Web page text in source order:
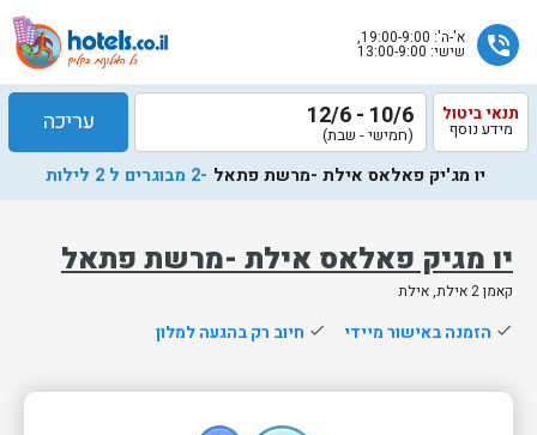
phone_in_talk א'-ה': 19:00-9:00,
שישי: 13:00-9:00
יו מגיק פאלאס אילת -מרשת פתאל
קאמן 2‎ אילת, אילת
תנאי ביטול
מידע נוסף 10/6 - 12/6
(חמישי - שבת) עריכה
יו מג'יק פאלאס אילת -מרשת פתאל -2 מבוגרים ל 2 לילות
done הזמנה באישור מיידי done חיוב רק בהגעה למלון
שלח